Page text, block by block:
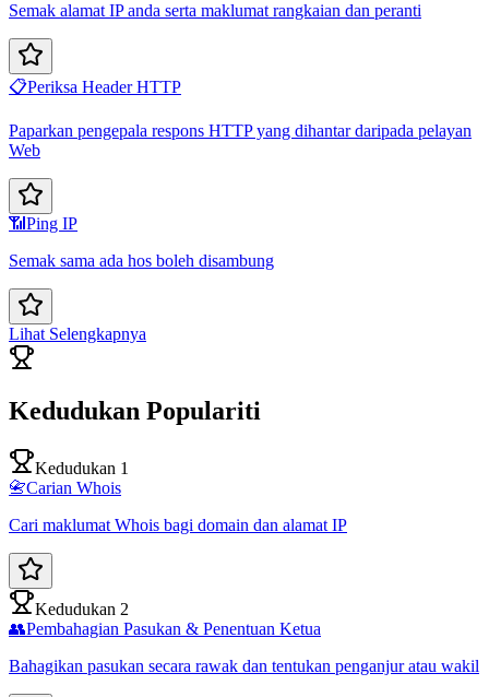
Semak alamat IP anda serta maklumat rangkaian dan peranti
📋Periksa Header HTTP
Paparkan pengepala respons HTTP yang dihantar daripada pelayan
Web
📶 Ping IP
Semak sama ada hos boleh disambung
Lihat Selengkapnya
Kedudukan Populariti
Kedudukan 1
📇Carian Whois
Cari maklumat Whois bagi domain dan alamat IP
Kedudukan 2
👥Pembahagian Pasukan & Penentuan Ketua
Bahagikan pasukan secara rawak dan tentukan penganjur atau wakil